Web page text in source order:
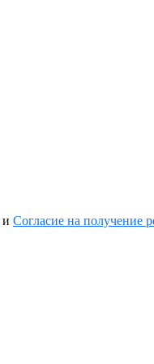
и Согласие на получение